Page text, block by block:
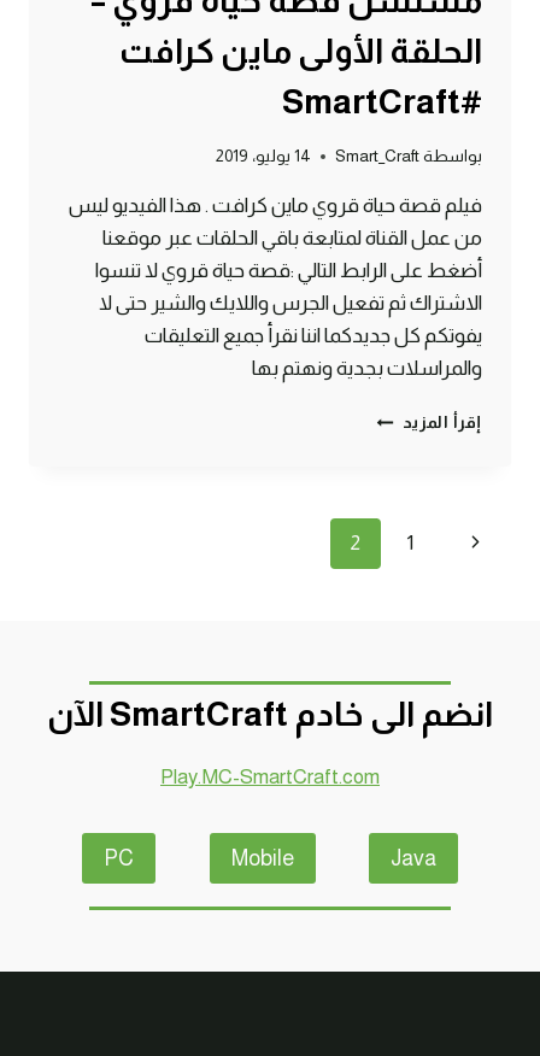
الحلقة الأولى ماين كرافت
#SmartCraft
بواسطة Smart_Craft 14 يوليو، 2019
فيلم قصة حياة قروي ماين كرافت . هذا الفيديو ليس
من عمل القناة لمتابعة باقي الحلقات عبر موقعنا
أضغط على الرابط التالي :قصة حياة قروي لا تنسوا
الاشتراك ثم تفعيل الجرس واللايك والشير حتى لا
يفوتكم كل جديدكما اننا نقرأ جميع التعليقات
والمراسلات بجدية ونهتم بها
إقرأ المزيد مسلسل
الحلقة
الأولى
تنقل
الصفحة
1
2
انضم الى خادم SmartCraft الآن
Play.MC-SmartCraft.com
Java
Mobile
PC